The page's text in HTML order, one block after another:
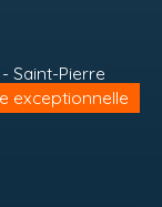
exceptionnelle